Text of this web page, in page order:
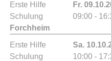
Erste Hilfe
Schulung
Forchheim
Fr.
09:00 -
Erste Hilfe
Schulung
Sa.
10:00 -